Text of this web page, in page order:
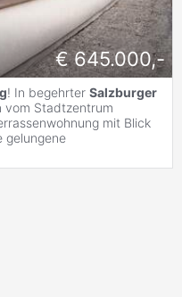
€ 645.000,-
! In begehrter Salzburger
vom Stadtzentrum
mit Blick
gelungene